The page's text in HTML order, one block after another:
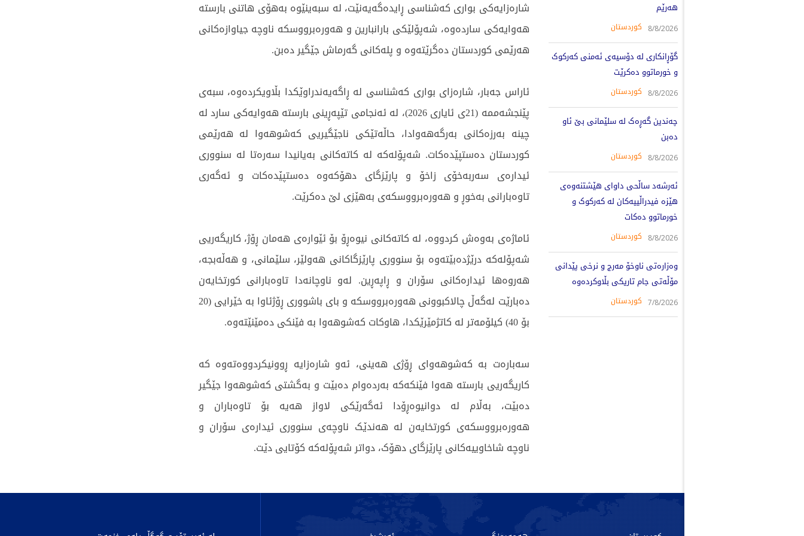
هەرێم
8/8/2026 کوردستان
گۆڕانکاری لە دۆسیەی ئەمنی کەرکوک
و خورماتوو دەکرێت
8/8/2026 کوردستان
چەندین گەڕەک لە سلێمانی بێ ئاو
دەبن
8/8/2026 کوردستان
ئەرشەد ساڵحی داوای هێشتنەوەی
هێزە فیدراڵییەکان لە کەرکوک و
خورماتوو دەکات
8/8/2026 کوردستان
وەزارەتی ناوخۆ مەرج و نرخی پێدانی
مۆڵەتی جام تاریکی بڵاوکردەوە
7/8/2026 کوردستان
شارەزایەکی بواری کەشناسی ڕایدەگەیەنێت، لە سبەینێوە بەهۆی هاتنی بارستە
هەوایەکی ساردەوە، شەپۆلێکی بارانبارین و هەورەبرووسکە ناوچە جیاوازەکانی
هەرێمی کوردستان دەگرێتەوە و پلەکانی گەرماش جێگیر دەبن.
ئاراس جەبار، شارەزای بواری کەشناسی لە ڕاگەیەندراوێکدا بڵاویکردەوە، سبەی
پێنجشەممە (21ی ئایاری 2026)، لە ئەنجامی تێپەڕینی بارستە هەوایەکی سارد لە
چینە بەرزەکانی بەرگەهەوادا، حاڵەتێکی ناجێگیریی کەشوهەوا لە هەرێمی
کوردستان دەستپێدەکات. شەپۆلەکە لە کاتەکانی بەیانیدا سەرەتا لە سنووری
ئیدارەی سەربەخۆی زاخۆ و پارێزگای دهۆکەوە دەستپێدەکات و ئەگەری
تاوەبارانی بەخوڕ و هەورەبرووسکەی بەهێزی لێ دەکرێت.
ئاماژەی بەوەش کردووە، لە کاتەکانی نیوەڕۆ بۆ ئێوارەی هەمان ڕۆژ، کاریگەریی
شەپۆلەکە درێژدەبێتەوە بۆ سنووری پارێزگاکانی هەولێر، سلێمانی، و هەڵەبجە،
هەروەها ئیدارەکانی سۆران و ڕاپەڕین. لەو ناوچانەدا تاوەبارانی کورتخایەن
دەبارێت لەگەڵ چالاکبوونی هەورەبرووسکە و بای باشووری ڕۆژئاوا بە خێرایی (20
بۆ 40) کیلۆمەتر لە کاتژمێرێکدا، هاوکات کەشوهەوا بە فێنکی دەمێنێتەوە.
سەبارەت بە کەشوهەوای ڕۆژی هەینی، ئەو شارەزایە ڕوونیکردووەتەوە کە
کاریگەریی بارستە هەوا فێنکەکە بەردەوام دەبێت و بەگشتی کەشوهەوا جێگیر
دەبێت، بەڵام لە دوانیوەڕۆدا ئەگەرێکی لاواز هەیە بۆ تاوەباران و
هەورەبرووسکەی کورتخایەن لە هەندێک ناوچەی سنووری ئیدارەی سۆران و
ناوچە شاخاوییەکانی پارێزگای دهۆک، دواتر شەپۆلەکە کۆتایی دێت.